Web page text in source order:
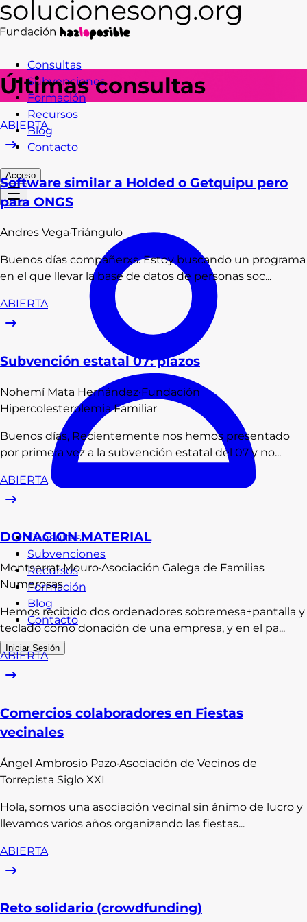
Consultas
Subvenciones
Formación
Recursos
Blog
Contacto
Acceso
Consultas
Subvenciones
Recursos
Formación
Blog
Contacto
Iniciar Sesión
Últimas consultas
ABIERTA
Software similar a Holded o Getquipu pero
para ONGS
Andres Vega·Triángulo
Buenos días compañerxs. Estoy buscando un programa
en el que llevar la base de datos de personas soc...
ABIERTA
Subvención estatal 07: plazos
Nohemí Mata Hernández·Fundación
Hipercolesterolemia Familiar
Buenos días, Recientemente nos hemos presentado
por primera vez a la subvención estatal del 07 y no...
ABIERTA
DONACION MATERIAL
Montserrat Mouro·Asociación Galega de Familias
Numerosas
Hemos recibido dos ordenadores sobremesa+pantalla y
teclado como donación de una empresa, y en el pa...
ABIERTA
Comercios colaboradores en Fiestas
vecinales
Ángel Ambrosio Pazo·Asociación de Vecinos de
Torrepista Siglo XXI
Hola, somos una asociación vecinal sin ánimo de lucro y
llevamos varios años organizando las fiestas...
ABIERTA
Reto solidario (crowdfunding)